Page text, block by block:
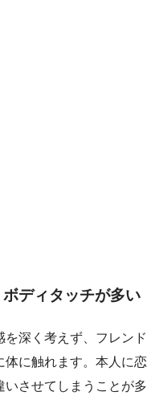
ディタッチが多い
を深く考えず、フレン
体に触れます。本人に
いさせてしまうことが多